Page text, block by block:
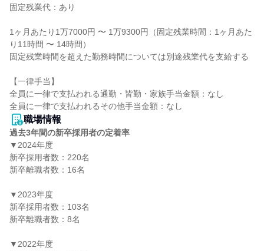
固定残業代：あり
1ヶ月あたり1万7000円 〜 1万9300円（固定残業時間：1ヶ月あた
り11時間 〜 14時間）
固定残業時間を超えた勤務時間については別途残業代を支給する
【一律手当】
全員に一律で支払われる通勤・皆勤・家族手当金額：なし
職場情報
過去3年間の新卒採用者の定着率
▼2024年度
新卒採用者数：220名
新卒離職者数：16名
▼2023年度
新卒採用者数：103名
新卒離職者数：8名
▼2022年度